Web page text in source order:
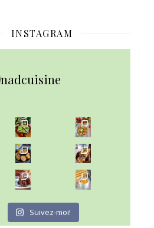
INSTAGRAM
nadcuisine
~ SALADE DE PÂTES AUX DEUX TOMATES THON ET BURRA
~ GÂTEAU FONDANT CHOCO NOISETTE ~
C'est lundi
Suivez-moi!